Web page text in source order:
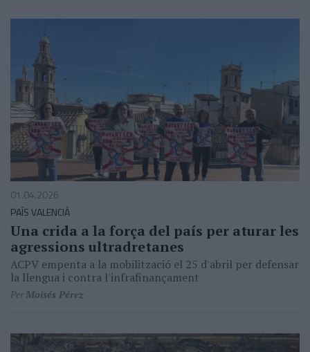
01.04.2026
PAÍS VALENCIÀ
Una crida a la força del país per aturar les
agressions ultradretanes
ACPV empenta a la mobilització el 25 d'abril per defensar
la llengua i contra l'infrafinançament
PerMoisés Pérez